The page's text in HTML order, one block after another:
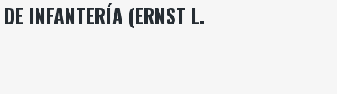
INFANTERÍA (ERNST L.